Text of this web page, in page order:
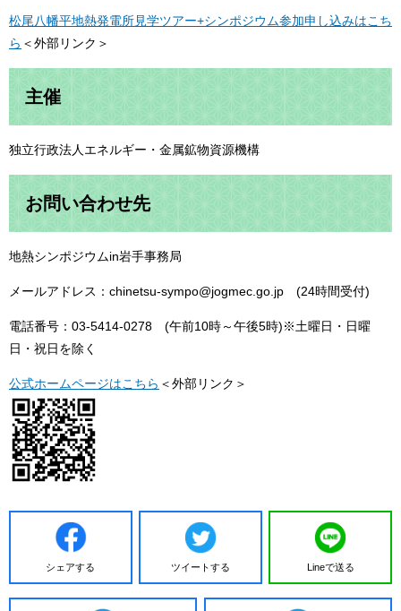
松尾八幡平地熱発電所見学ツアー+シンポジウム参加申し込みはこち
ら ＜外部リンク＞
主催
独立行政法人エネルギー・金属鉱物資源機構
お問い合わせ先
地熱シンポジウムin岩手事務局
メールアドレス：chinetsu-sympo@jogmec.go.jp (24時間受付)
電話番号：03-5414-0278 (午前10時～午後5時)※土曜日・日曜
日・祝日を除く
公式ホームページはこちら ＜外部リンク＞
シェアする ツイートする Lineで送る